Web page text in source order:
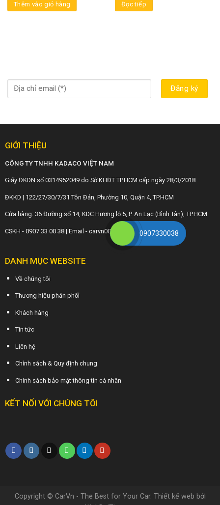
Thêm vào giỏ hàng Đọc tiếp
GIỚI THIỆU
CÔNG TY TNHH KADACO VIỆT NAM
Giấy ĐKDN số 0314952049 do Sở KHĐT TP.HCM cấp ngày 28/3/2018
ĐKKD | 122/27/30/7/31 Tôn Đản, Phường 10, Quận 4, TP.HCM
Cửa hàng: 36 Đường số 14, KDC Hương lộ 5, P. An Lạc (Bình Tân), TP.HCM
CSKH - 0907 33 00 38 | Email - carvn001@gmail.com
DANH MỤC WEBSITE
Về chúng tôi
Thương hiệu phân phối
Khách hàng
Tin tức
Liên hệ
Chính sách & Quy định chung
Chính sách bảo mật thông tin cá nhân
KẾT NỐI VỚI CHÚNG TÔI
Copyright © CarVn - The Best for Your Car. Thiết kế web bởi
0907330038